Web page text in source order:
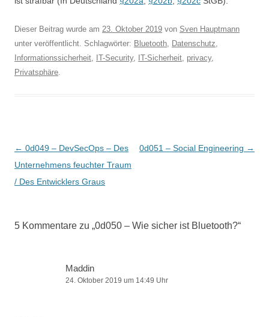
Dieser Beitrag wurde am 23. Oktober 2019 von Sven Hauptmann
unter veröffentlicht. Schlagwörter: Bluetooth, Datenschutz,
Informationssicherheit, IT-Security, IT-Sicherheit, privacy,
Privatsphäre.
Beitragsnavigation
← 0d049 – DevSecOps – Des
Unternehmens feuchter Traum
/ Des Entwicklers Graus
0d051 – Social Engineering →
5 Kommentare zu „0d050 – Wie sicher ist Bluetooth?“
Maddin
24. Oktober 2019 um 14:49 Uhr